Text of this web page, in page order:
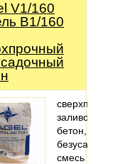
V1/160
В1/160
сверхпрочный
заливочный
бетон,
безусадочная
смесь